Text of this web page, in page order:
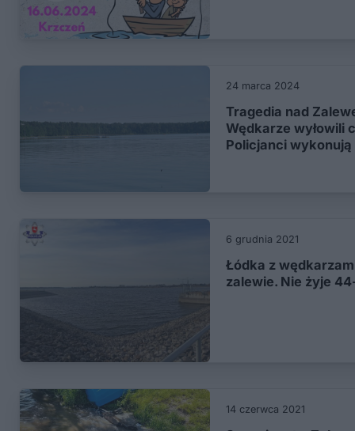
24 marca 2024
Tragedia nad
Wędkarze wyłowili
Policjanci
6 grudnia 2021
Łódka z
zalewie. Nie żyje
14 czerwca 2021